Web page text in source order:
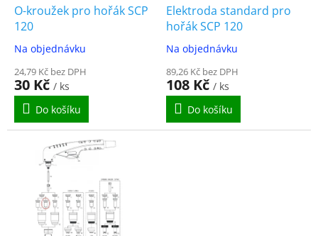
ů
O-kroužek pro hořák SCP
120
Na objednávku
24,79 Kč bez DPH
30 Kč / ks
Do košíku
Elektroda standard pro
hořák SCP 120
Na objednávku
89,26 Kč bez DPH
108 Kč / ks
Do košíku